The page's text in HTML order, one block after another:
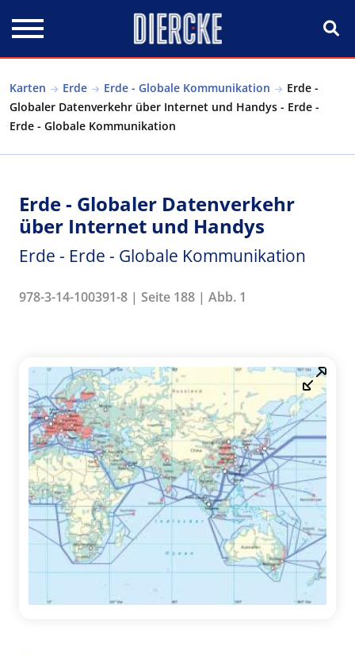
Karten Erde Erde - Globale Kommunikation
Erde -
Globaler Datenverkehr über Internet und Handys - Erde -
Erde - Globale Kommunikation
Erde - Globaler Datenverkehr
über Internet und Handys
Erde - Erde - Globale Kommunikation
978-3-14-100391-8 | Seite 188 | Abb. 1